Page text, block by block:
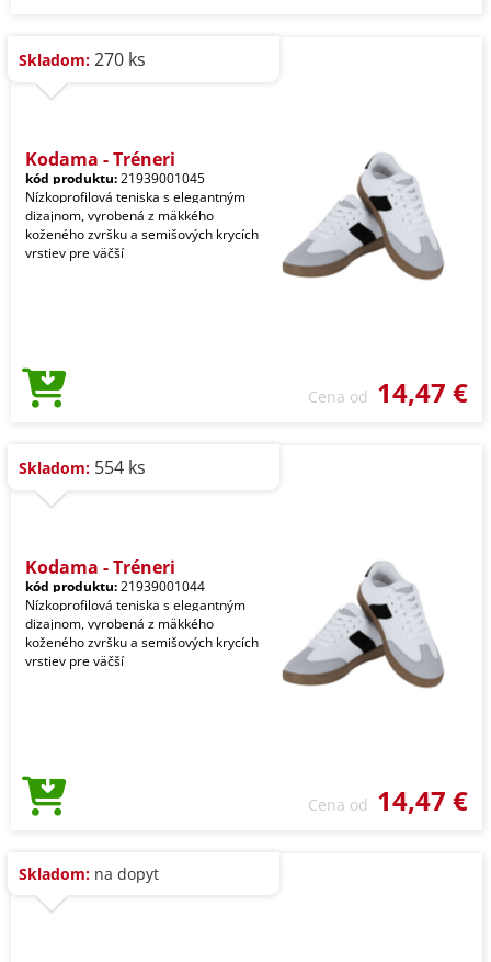
Skladom: 270 ks
Kodama - Tréneri
kód produktu:21939001045
Nízkoprofilová teniska s elegantným
dizajnom, vyrobená z mäkkého
koženého zvršku a semišových krycích
vrstiev pre väčší
Cena od 14,47 €
Skladom: 554 ks
Kodama - Tréneri
kód produktu:21939001044
Nízkoprofilová teniska s elegantným
dizajnom, vyrobená z mäkkého
koženého zvršku a semišových krycích
vrstiev pre väčší
Cena od 14,47 €
Skladom: na dopyt